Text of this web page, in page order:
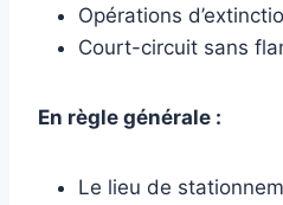
Opérations
Court-circuit sans
En règle générale :
Le lieu de